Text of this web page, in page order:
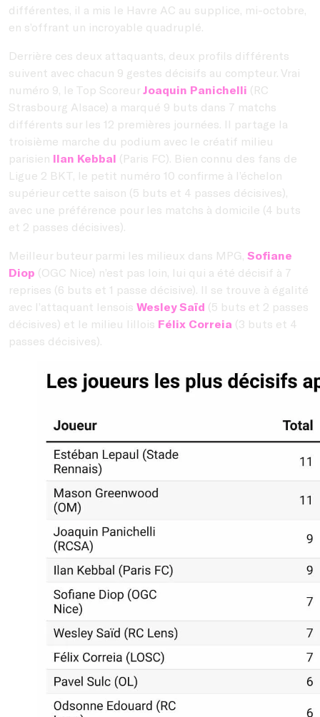
différentes, il a mis le Havre AC au supplice, mi-octobre,
en s’offrant un incroyable quadruplé.
Derrière ces deux attaquants, deux profils différents
suivent avec chacun 9 gestes décisifs au compteur. Vrai
numéro 9, le Top Scoreur Joaquin Panichelli (RC
Strasbourg Alsace) a marqué 9 buts dans 7 matchs
différents sur les 12 premières journées. Il partage la
troisième marche du podium avec le créatif milieu
parisien Ilan Kebbal (Paris FC). Bien connu des fans de
Ligue 2 BKT, le petit numéro 10 confirme à l’échelon
supérieur cette saison (5 buts et 4 passes décisives),
avec une préférence pour les matchs à domicile (4 buts
et 2 passes décisives).
Meilleur buteur parmi les milieux dans MPG, Sofiane
Diop (OGC Nice) n’est pas loin, lui qui a été décisif à 7
reprises (6 buts et 1 passe décisive). Il se trouve à égalité
avec l’attaquant lensois Wesley Saïd (5 buts et 2 passes
décisives) et le milieu lillois Félix Correia (3 buts et 4
passes décisives).